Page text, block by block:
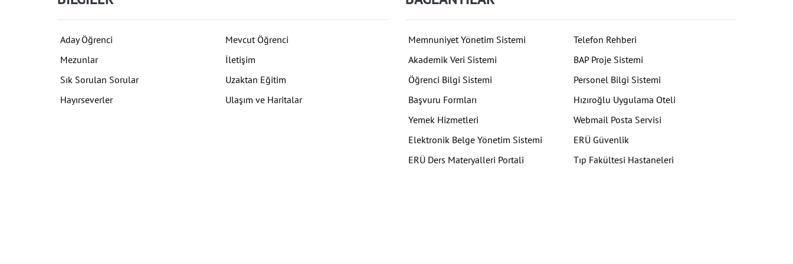
Aday Öğrenci
Mevcut Öğrenci
Mezunlar
İletişim
Sık Sorulan Sorular
Uzaktan Eğitim
Hayırseverler
Ulaşım ve Haritalar
Memnuniyet Yönetim Sistemi
Telefon Rehberi
Akademik Veri Sistemi
BAP Proje Sistemi
Öğrenci Bilgi Sistemi
Personel Bilgi Sistemi
Başvuru Formları
Hızıroğlu Uygulama Oteli
Yemek Hizmetleri
Webmail Posta Servisi
Elektronik Belge Yönetim Sistemi
ERÜ Güvenlik
ERÜ Ders Materyalleri Portali
Tıp Fakültesi Hastaneleri